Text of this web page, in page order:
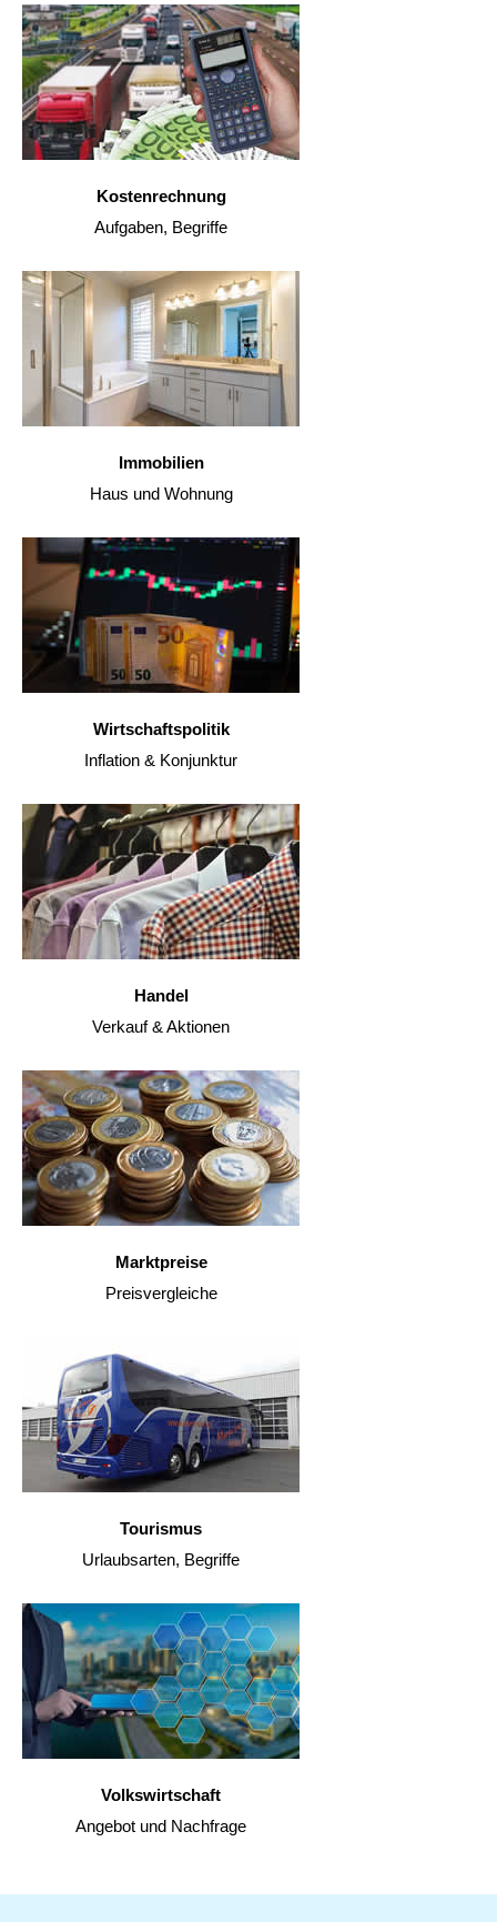
Kostenrechnung
Aufgaben, Begriffe
Immobilien
Haus und Wohnung
Wirtschaftspolitik
Inflation & Konjunktur
Handel
Verkauf & Aktionen
Marktpreise
Preisvergleiche
Tourismus
Urlaubsarten, Begriffe
Volkswirtschaft
Angebot und Nachfrage